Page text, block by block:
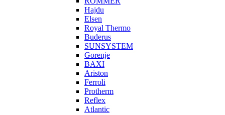
Hajdu
Elsen
Royal Thermo
Buderus
SUNSYSTEM
Gorenje
BAXI
Ariston
Ferroli
Protherm
Reflex
Atlantic